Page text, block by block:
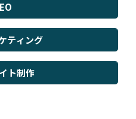
ティング
ト制作